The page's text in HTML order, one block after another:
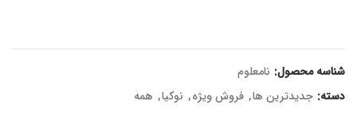
شناسه محصول: نامعلوم
دسته: جدیدترین ها, فروش ویژه, نوکیا, همه